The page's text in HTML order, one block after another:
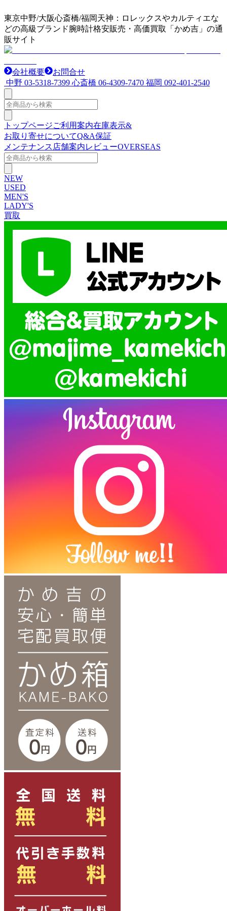
東京中野/大阪心斎橋/福岡天神：ロレックスやカルティエな
どの高級ブランド腕時計格安販売・高価買取「かめ吉」の通
販サイト
会社概要
お問合せ
中野 03-5318-7399 心斎橋 06-4309-7470 福岡 092-401-2540
トップページご利用案内在庫表示&
お取り寄せについてQ&A保証
メンテナンス 店舗案内レビューOVERSEAS
NEW
USED
MEN'S
LADY'S
買取